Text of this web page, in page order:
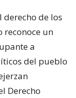
derecho de los
reconoce un
a
del pueblo
Derecho